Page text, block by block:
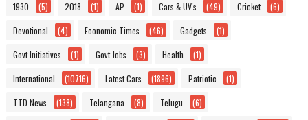
1930 (5) 2018 (1) AP (1) Cars & UV's (49) Cricket (6)
Devotional (4) Economic Times (46) Gadgets (1)
Govt Initiatives (1) Govt Jobs (3) Health (1)
International (10716) Latest Cars (1896) Patriotic (1)
TTD News (138) Telangana (8) Telugu (6)